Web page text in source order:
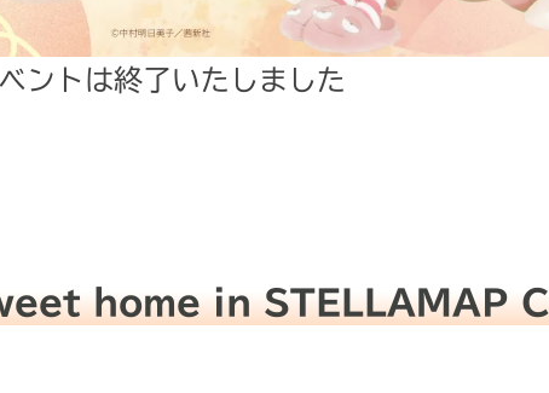
ントは終了いたしました
home in STELLAMAP